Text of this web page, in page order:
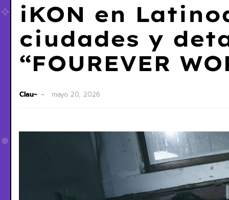
iKON en
ciudades y
“FOUREVER
Clau~ mayo 20, 2026